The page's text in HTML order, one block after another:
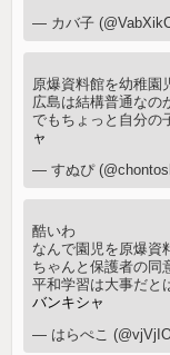
— カバ子
原爆資料館を幼稚園
広島は結構普通なの
でもちょっと自分
ャ
— すぬぴ
酷いわ
なんで園児を原爆資
ちゃんと保護者の同
平和学習は大事だと
バンキシャ
— はらぺこ